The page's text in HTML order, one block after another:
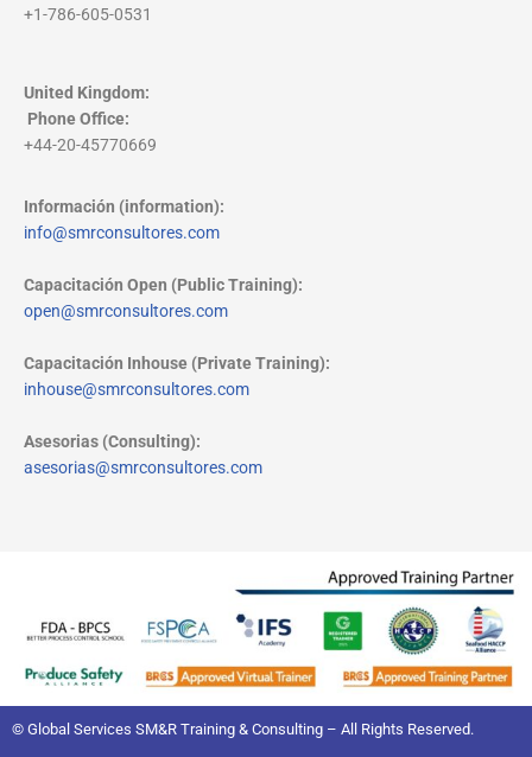
+1-786-605-0531
United Kingdom:
Phone Office:
+44-20-45770669
Información (information):
info@smrconsultores.com
Capacitación Open (Public Training):
open@smrconsultores.com
Capacitación Inhouse (Private Training):
inhouse@smrconsultores.com
Asesorias (Consulting):
asesorias@smrconsultores.com
© Global Services SM&R Training & Consulting – All Rights Reserved.